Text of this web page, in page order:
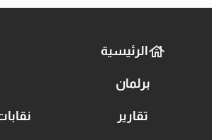
الرئيسية
برلمان
تقارير